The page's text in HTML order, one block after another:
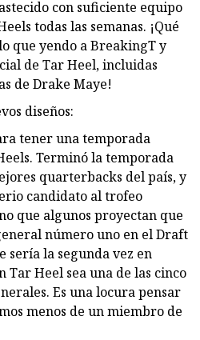
con suficiente equipo
todas las semanas. ¡Qué
que yendo a BreakingT y
de Tar Heel, incluidas
de Drake Maye!
diseños:
tener una temporada
Terminó la temporada
quarterbacks del país, y
candidato al trofeo
que algunos proyectan que
número uno en el Draft
sería la segunda vez en
Tar Heel sea una de las cinco
Es una locura pensar
menos de un miembro de